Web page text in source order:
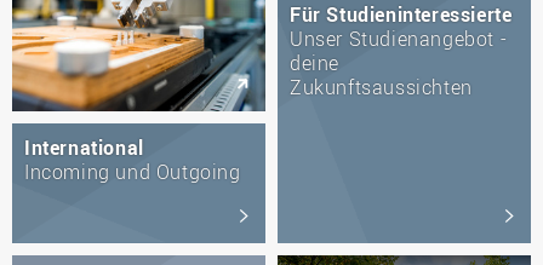
International
Incoming und Outgoing
Für Studieninteressierte
Unser Studienangebot -
deine
Zukunftsaussichten